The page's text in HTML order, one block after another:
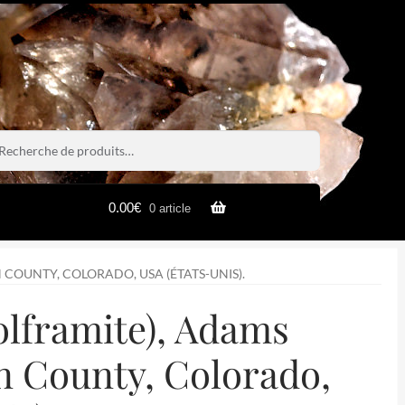
0.00€ 0 article
COLORADO, USA (ÉTATS-UNIS).
Adams
County, Colorado,